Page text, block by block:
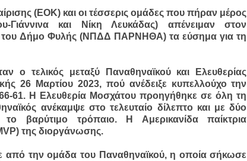
(ΕΟΚ) και οι τέσσερις ομάδες που πήραν μέρος
Γιάννινα και Νίκη Λευκάδας) απένειμαν στον
του Δήμο Φυλής (ΝΠΔΔ ΠΑΡΝΗΘΑ) τα εύσημα για τη
ο τελικός μεταξύ Παναθηναϊκού και Ελευθερίας
26 Μαρτίου 2023, πού ανέδειξε κυπελλούχο την
61. Η Ελευθερία Μοσχάτου προηγήθηκε σε όλη τη
ανέκαμψε στο τελευταίο δίλεπτο και με δύο
βαρύτιμο τρόπαιο. Η Αμερικανίδα παίκτρια
της διοργάνωσης.
από την ομάδα του Παναθηναϊκού, η οποία σήκωσε